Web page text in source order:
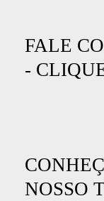
FALE
-
NOSSO